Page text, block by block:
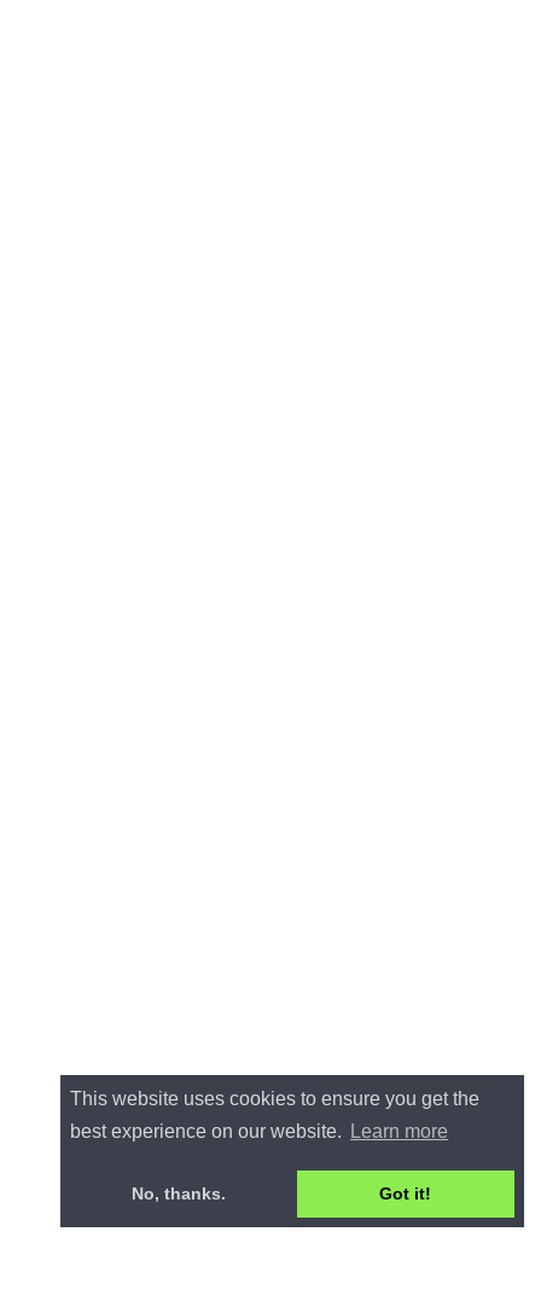
This website uses cookies to ensure you get the
best experience on our website.
Learn more
No, thanks. Got it!